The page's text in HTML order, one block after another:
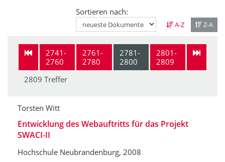
Sortieren nach:
A-Z Z-A
2741-
2760
2761-
2780
2781-
2800
2801-
2809
2809 Treffer
Torsten Witt
Entwicklung des Webauftritts für das Projekt
SWACI-II
Hochschule Neubrandenburg, 2008